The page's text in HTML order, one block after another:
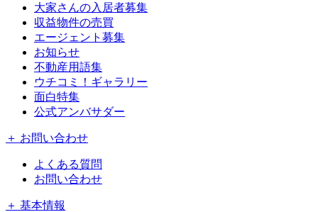
大家さんの入居者募集
収益物件の売買
エージェント募集
お知らせ
不動産用語集
ウチコミ！ギャラリー
面白特集
公式アンバサダー
＋ お問い合わせ
よくある質問
お問い合わせ
＋ 基本情報